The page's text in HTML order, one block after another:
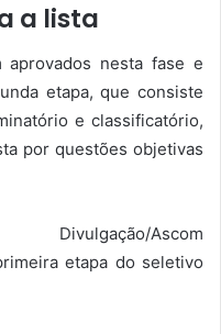
a lista
nesta fase e
etapa, que consiste
e classificatório,
por questões objetivas
Ascom